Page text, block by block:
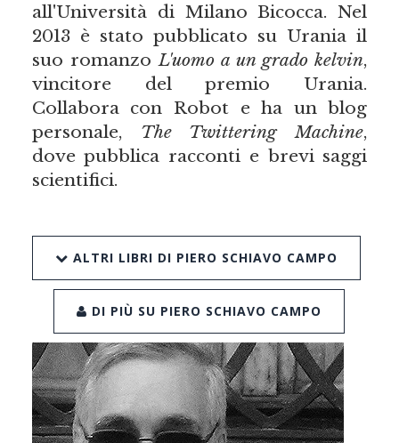
all'Università di Milano Bicocca. Nel
2013 è stato pubblicato su Urania il
suo romanzoL'uomo a un grado kelvin,
vincitore del premio Urania.
Collabora con Robot e ha un blog
personale, The Twittering Machine,
dove pubblica racconti e brevi saggi
scientifici.
ALTRI LIBRI DI PIERO SCHIAVO CAMPO
DI PIÙ SU PIERO SCHIAVO CAMPO